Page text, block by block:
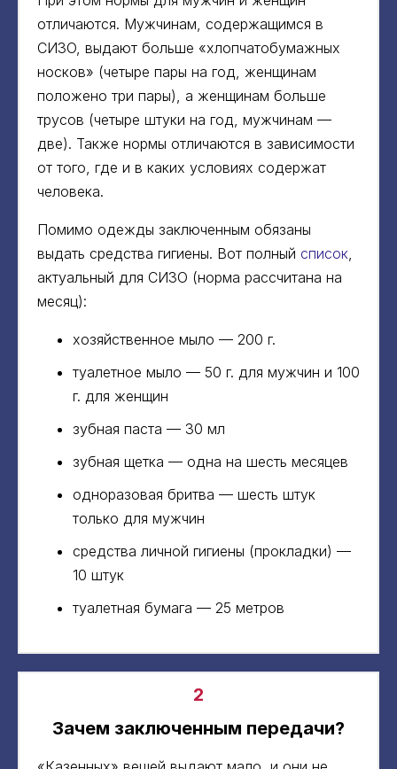
отличаются. Мужчинам, содержащимся в
СИЗО, выдают больше «хлопчатобумажных
носков» (четыре пары на год, женщинам
положено три пары), а женщинам больше
трусов (четыре штуки на год, мужчинам —
две). Также нормы отличаются в зависимости
от того, где и в каких условиях содержат
человека.
Помимо одежды заключенным обязаны
выдать средства гигиены. Вот полный список
актуальный для СИЗО (норма рассчитана на
месяц):
хозяйственное мыло — 200 г.
туалетное мыло — 50 г. для мужчин и 100
г. для женщин
зубная паста — 30 мл
зубная щетка — одна на шесть месяцев
одноразовая бритва — шесть штук
только для мужчин
средства личной гигиены (прокладки) —
10 штук
туалетная бумага — 25 метров
2
Зачем заключенным передачи?